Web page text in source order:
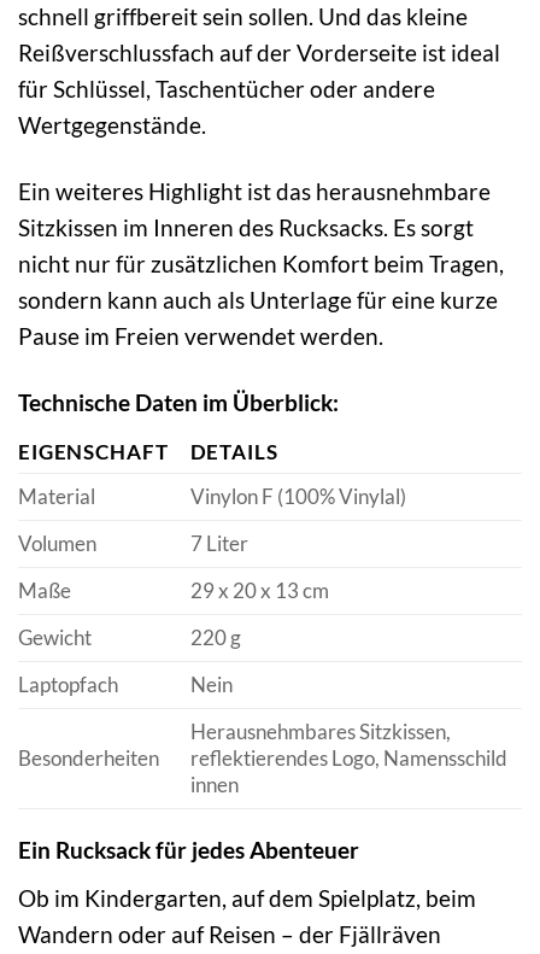
schnell griffbereit sein sollen. Und das kleine
Reißverschlussfach auf der Vorderseite ist ideal
für Schlüssel, Taschentücher oder andere
Wertgegenstände.
Ein weiteres Highlight ist das herausnehmbare
Sitzkissen im Inneren des Rucksacks. Es sorgt
nicht nur für zusätzlichen Komfort beim Tragen,
sondern kann auch als Unterlage für eine kurze
Pause im Freien verwendet werden.
Technische Daten im Überblick:
EIGENSCHAFT
DETAILS
Material
Vinylon F (100% Vinylal)
Volumen
7 Liter
Maße
29 x 20 x 13 cm
Gewicht
220 g
Laptopfach
Nein
Besonderheiten
Herausnehmbares Sitzkissen,
reflektierendes Logo, Namensschild
innen
Ein Rucksack für jedes Abenteuer
Ob im Kindergarten, auf dem Spielplatz, beim
Wandern oder auf Reisen – der Fjällräven